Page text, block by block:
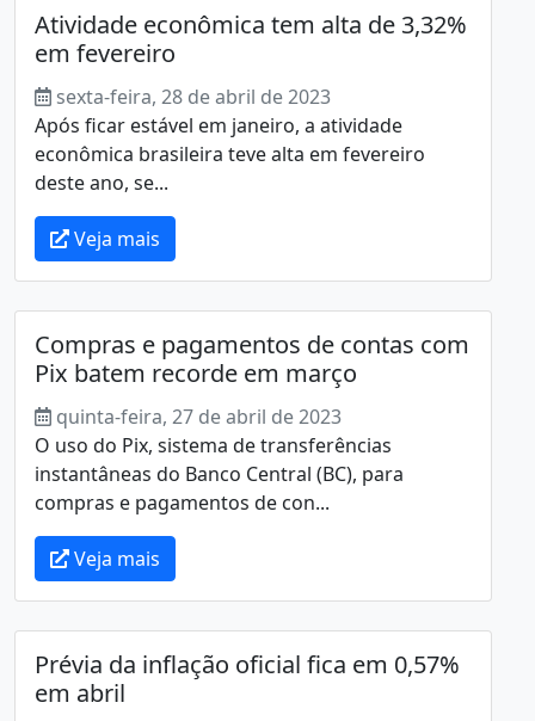
Atividade econômica tem alta de 3,32%
em fevereiro
sexta-feira, 28 de abril de 2023
Após ficar estável em janeiro, a atividade
econômica brasileira teve alta em fevereiro
deste ano, se...
Veja mais
Compras e pagamentos de contas com
Pix batem recorde em março
quinta-feira, 27 de abril de 2023
O uso do Pix, sistema de transferências
instantâneas do Banco Central (BC), para
compras e pagamentos de con...
Veja mais
Prévia da inflação oficial fica em 0,57%
em abril